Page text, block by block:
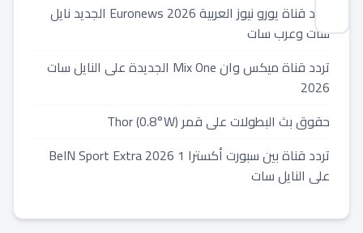
الجديد
Nile
Drama
سات
تردد قناة يورو نيوز العربية 2026 Euronews الجديد نايل
سات وعرب سات
تردد قناة ميكس وان Mix One الجديدة على النايل سات
2026
حقوق بث البطولات على قمر Thor (0.8°W)
تردد قناة بين سبورت أكسترا 1 2026 BeIN Sport Extra
على النايل سات